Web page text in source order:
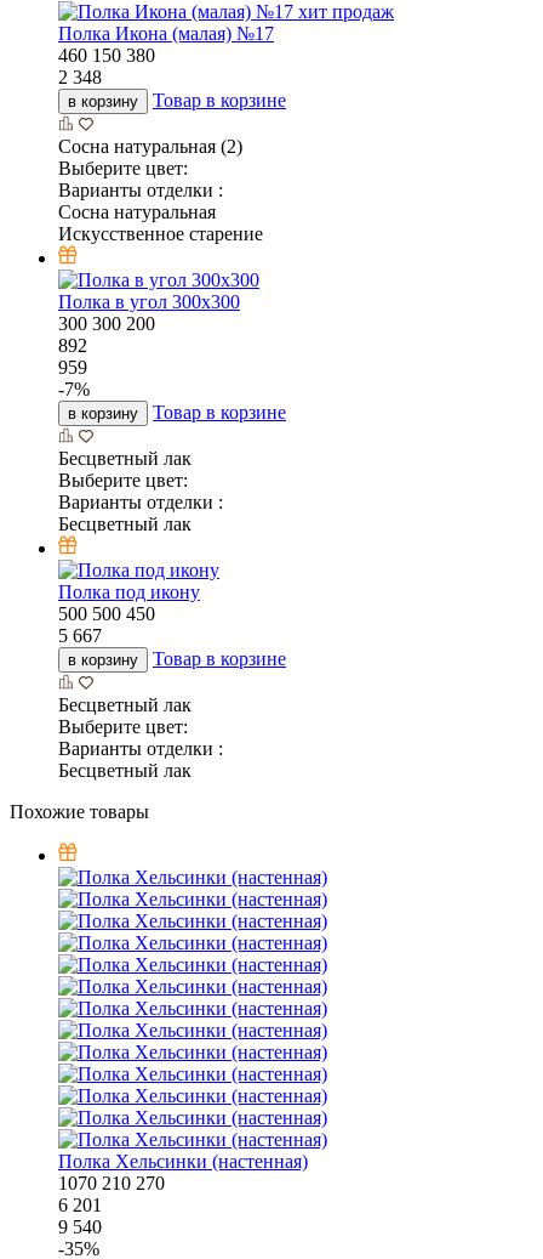
хит продаж
Полка Икона (малая) №17
460 150 380
2 348
в корзину Товар в корзине
Сосна натуральная (2)
Выберите цвет:
Варианты отделки :
Сосна натуральная
Искусственное старение
Полка в угол 300х300
300 300 200
892
959
-7%
в корзину Товар в корзине
Бесцветный лак
Выберите цвет:
Варианты отделки :
Бесцветный лак
Полка под икону
500 500 450
5 667
в корзину Товар в корзине
Бесцветный лак
Выберите цвет:
Варианты отделки :
Бесцветный лак
Похожие товары
Полка Хельсинки (настенная)
1070 210 270
6 201
9 540
-35%